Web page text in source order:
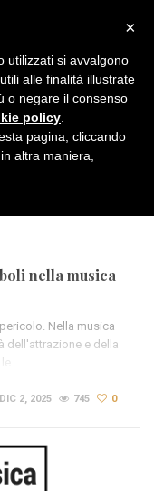
nella musica
Nella musica
dell'attrazione e della
DIC 2, 2025 745 0
×
utilizzati si avvalgono
alle finalità illustrate
o negare il consenso
policy
pagina, cliccando
altra maniera,